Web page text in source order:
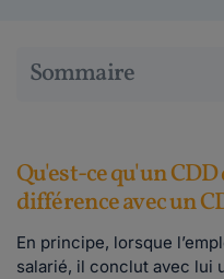
Sommaire
Qu'est-ce qu'un
différence avec un
En principe, lorsque
salarié, il conclut avec lui